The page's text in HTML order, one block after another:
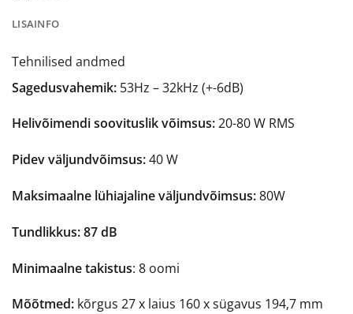
LISAINFO
Tehnilised andmed
Sagedusvahemik: 53Hz – 32kHz (+-6dB)
Helivõimendi soovituslik võimsus:20-80 W RMS
Pidev väljundvõimsus:40 W
Maksimaalne lühiajaline väljundvõimsus:80W
Tundlikkus: 87 dB
Minimaalne takistus: 8 oomi
Mõõtmed: kõrgus 27 x laius 160 x sügavus 194,7 mm